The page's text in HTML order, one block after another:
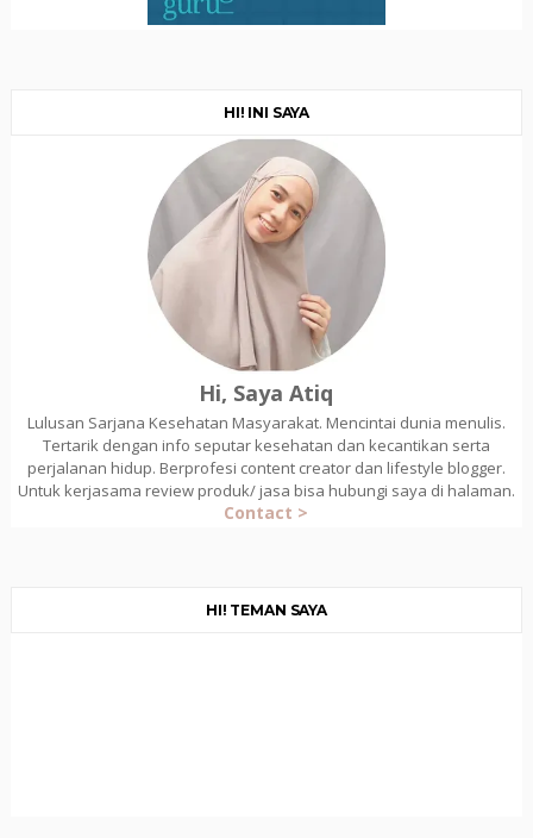
HI! INI SAYA
Hi, Saya Atiq
Lulusan Sarjana Kesehatan Masyarakat. Mencintai dunia menulis.
Tertarik dengan info seputar kesehatan dan kecantikan serta
perjalanan hidup. Berprofesi content creator dan lifestyle blogger.
Untuk kerjasama review produk/ jasa bisa hubungi saya di halaman.
Contact >
HI! TEMAN SAYA